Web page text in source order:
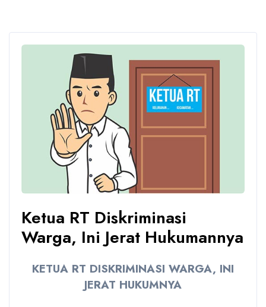
Ketua RT Diskriminasi
Warga, Ini Jerat Hukumannya
KETUA RT DISKRIMINASI WARGA, INI
JERAT HUKUMNYA